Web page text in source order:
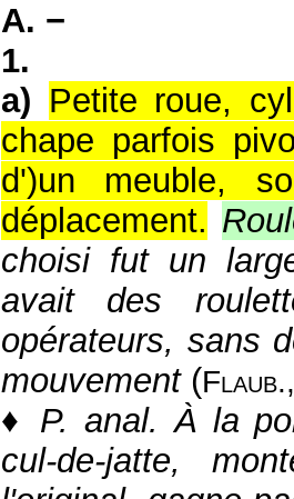
A. −
1.
a) Petite roue,
chape parfois
d')un meuble,
déplacement.
choisi fut un
avait des
opérateurs, sans
mouvement(Flaub.,
♦ P. anal. À la
cul-de-jatte,